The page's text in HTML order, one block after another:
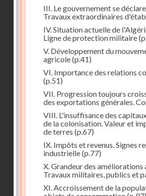
III. Le gouvernement se
Travaux extraordinaires
IV. Situation actuelle de
Ligne de protection militaire
V. Développement du
agricole(p.41)
VI. Importance des relations
(p.51)
VII. Progression toujours
des exportations générales.
VIII. L'insuffisance des
de la colonisation. Valeur et
de terres (p.67)
IX. Impôts et revenus. Signes
industrielle(p.77)
X. Grandeur des
Travaux militaires, publics et
XI. Accroissement de la